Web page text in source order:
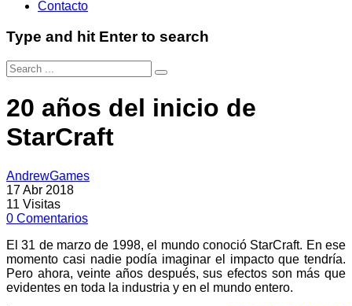
Contacto
Type and hit Enter to search
20 años del inicio de
StarCraft
AndrewGames
17 Abr 2018
11 Visitas
0 Comentarios
El 31 de marzo de 1998, el mundo conoció StarCraft. En ese
momento casi nadie podía imaginar el impacto que tendría.
Pero ahora, veinte años después, sus efectos son más que
evidentes en toda la industria y en el mundo entero.